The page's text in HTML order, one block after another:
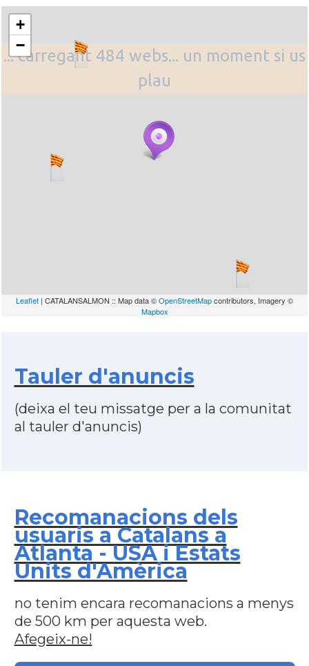
... carregant 484 webs... un moment si us
plau
+
−
Leaflet | CATALANSALMON :: Map data ©OpenStreetMapcontributors, Imagery ©
Mapbox
Tauler d'anuncis
(deixa el teu missatge per a la comunitat
al tauler d'anuncis)
Recomanacions dels
usuaris a Catalans a
Atlanta - USA i Estats
Units d'Amèrica
no tenim encara recomanacions a menys
de 500 km per aquesta web.
Afegeix-ne!